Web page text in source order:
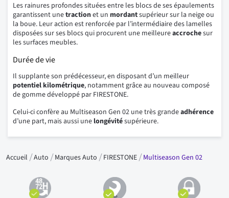
Les rainures profondes situées entre les blocs de ses épaulements
garantissent unetractionet un mordantsupérieur sur la neige ou
la boue. Leur action est renforcée par l’intermédiaire des lamelles
disposées sur ses blocs qui procurent une meilleureaccrochesur
les surfaces meubles.
Durée de vie
Il supplante son prédécesseur, en disposant d’un meilleur
potentiel kilométrique, notamment grâce au nouveau composé
de gomme développé par FIRESTONE.
Celui-ci confère au Multiseason Gen 02 une très grandeadhérence
d’une part, mais aussi une longévitésupérieure.
Accueil Auto Marques Auto FIRESTONE Multiseason Gen 02